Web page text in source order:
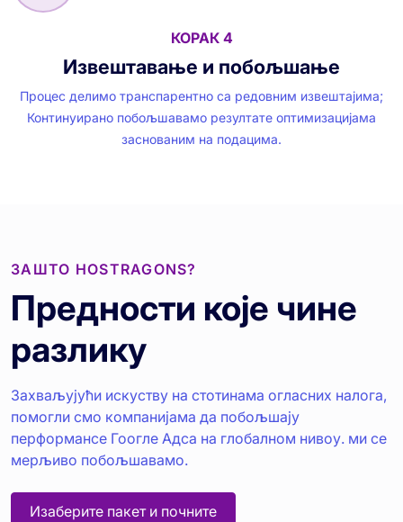
КОРАК 4
Извештавање и побољшање
Процес делимо транспарентно са редовним извештајима;
Континуирано побољшавамо резултате оптимизацијама
заснованим на подацима.
ЗАШТО HOSTRAGONS?
Предности које чине
разлику
Захваљујући искуству на стотинама огласних налога,
помогли смо компанијама да побољшају
перформансе Гоогле Адса на глобалном нивоу. ми се
мерљиво побољшавамо.
Изаберите пакет и почните